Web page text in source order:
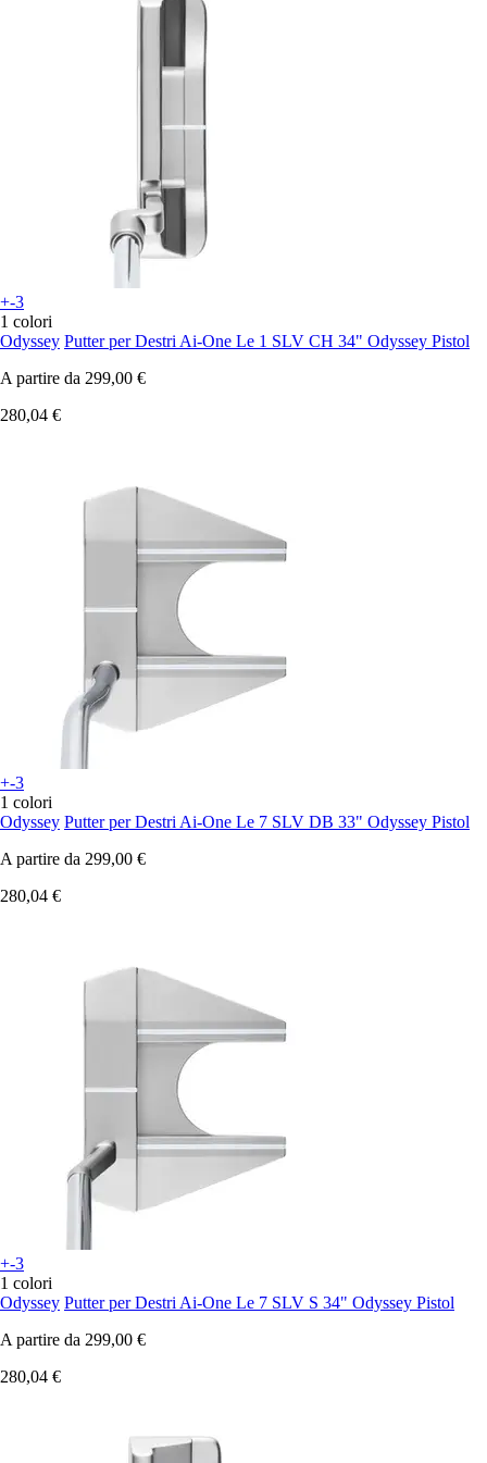
+-3
1 colori
Odyssey Putter per Destri Ai-One Le 1 SLV CH 34" Odyssey Pistol
A partire da 299,00 €
280,04 €
+-3
1 colori
Odyssey Putter per Destri Ai-One Le 7 SLV DB 33" Odyssey Pistol
A partire da 299,00 €
280,04 €
+-3
1 colori
Odyssey Putter per Destri Ai-One Le 7 SLV S 34" Odyssey Pistol
A partire da 299,00 €
280,04 €